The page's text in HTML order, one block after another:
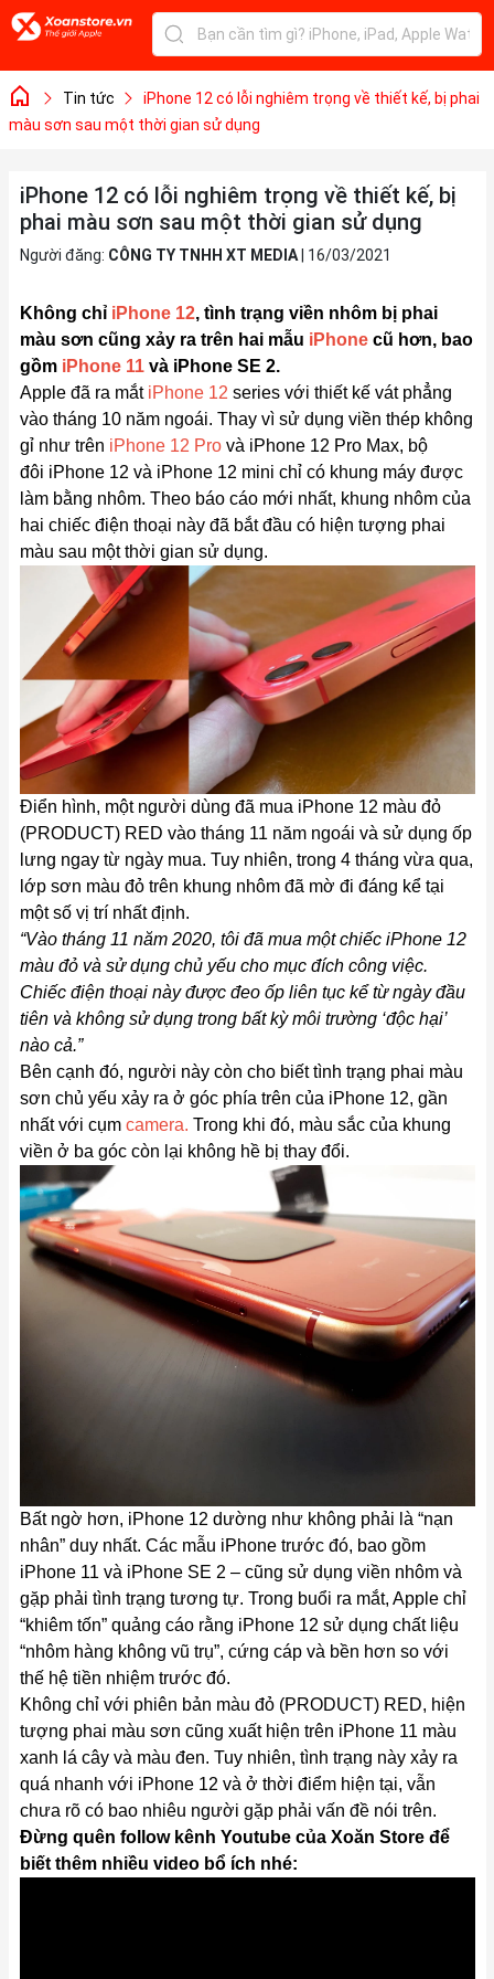
Tin tức
iPhone 12 có lỗi nghiêm trọng về thiết kế, bị phai
màu sơn sau một thời gian sử dụng
iPhone 12 có lỗi nghiêm trọng về thiết kế, bị
phai màu sơn sau một thời gian sử dụng
Người đăng: CÔNG TY TNHH XT MEDIA| 16/03/2021
Không chỉ iPhone 12, tình trạng viền nhôm bị phai
màu sơn cũng xảy ra trên hai mẫu iPhone cũ hơn, bao
gồm iPhone 11và iPhone SE 2.
Apple đã ra mắt iPhone 12 series với thiết kế vát phẳng
vào tháng 10 năm ngoái. Thay vì sử dụng viền thép không
gỉ như trên iPhone 12 Provà iPhone 12 Pro Max, bộ
đôi iPhone 12 và iPhone 12 mini chỉ có khung máy được
làm bằng nhôm. Theo báo cáo mới nhất, khung nhôm của
hai chiếc điện thoại này đã bắt đầu có hiện tượng phai
màu sau một thời gian sử dụng.
Điển hình, một người dùng đã mua iPhone 12 màu đỏ
(PRODUCT) RED vào tháng 11 năm ngoái và sử dụng ốp
lưng ngay từ ngày mua. Tuy nhiên, trong 4 tháng vừa qua,
lớp sơn màu đỏ trên khung nhôm đã mờ đi đáng kể tại
một số vị trí nhất định.
“Vào tháng 11 năm 2020, tôi đã mua một chiếc iPhone 12
màu đỏ và sử dụng chủ yếu cho mục đích công việc.
Chiếc điện thoại này được đeo ốp liên tục kể từ ngày đầu
tiên và không sử dụng trong bất kỳ môi trường ‘độc hại’
nào cả.”
Bên cạnh đó, người này còn cho biết tình trạng phai màu
sơn chủ yếu xảy ra ở góc phía trên của iPhone 12, gần
nhất với cụm camera. Trong khi đó, màu sắc của khung
viền ở ba góc còn lại không hề bị thay đổi.
Bất ngờ hơn, iPhone 12dường như không phải là “nạn
nhân” duy nhất. Các mẫu iPhone trước đó, bao gồm
iPhone 11 và iPhone SE 2 – cũng sử dụng viền nhôm và
gặp phải tình trạng tương tự. Trong buổi ra mắt, Apple chỉ
“khiêm tốn” quảng cáo rằng iPhone 12 sử dụng chất liệu
“nhôm hàng không vũ trụ”, cứng cáp và bền hơn so với
thế hệ tiền nhiệm trước đó.
Không chỉ với phiên bản màu đỏ (PRODUCT) RED, hiện
tượng phai màu sơn cũng xuất hiện trên iPhone 11 màu
xanh lá cây và màu đen. Tuy nhiên, tình trạng này xảy ra
quá nhanh với iPhone 12 và ở thời điểm hiện tại, vẫn
chưa rõ có bao nhiêu người gặp phải vấn đề nói trên.
Đừng quên follow kênh Youtube của Xoăn Store để
biết thêm nhiều video bổ ích nhé: